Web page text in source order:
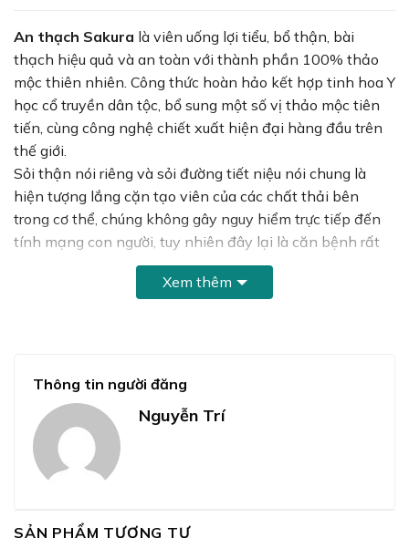
An thạch Sakura là viên uống lợi tiểu, bổ thận, bài
thạch hiệu quả và an toàn với thành phần 100% thảo
mộc thiên nhiên. Công thức hoàn hảo kết hợp tinh hoa Y
học cổ truyền dân tộc, bổ sung một số vị thảo mộc tiên
tiến, cùng công nghệ chiết xuất hiện đại hàng đầu trên
thế giới.
Sỏi thận nói riêng và sỏi đường tiết niệu nói chung là
hiện tượng lắng cặn tạo viên của các chất thải bên
trong cơ thể, chúng không gây nguy hiểm trực tiếp đến
tính mạng con người, tuy nhiên đây lại là căn bệnh rất
khó điều trị. Để loại bỏ được những viên sỏi trong thận,
thông thường các bác sĩ phải tiến hành phẫu thuật tán
An thạch Sakura thực sự là giải pháp điều trị tận gốc
căn bệnh sỏi thận, không tái phát và đăc biệt là không
can thiệp phẫu thuật dao kéo, ảnh hưởng đến sức khỏe
người bệnh.
Xem thêm
Thông tin người đăng
Nguyễn Trí
SẢN PHẨM TƯƠNG TỰ